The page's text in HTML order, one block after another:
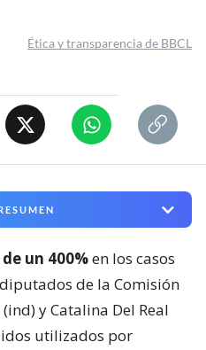
Ética y transparencia de BBCL
un 400%en los casos
de la Comisión
y Catalina Del Real
utilizados por